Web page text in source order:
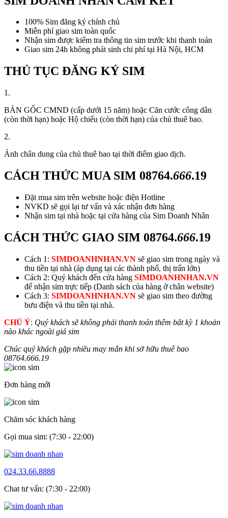
100% Sim đăng ký chính chủ
Miễn phí giao sim toàn quốc
Nhận sim được kiểm tra thông tin sim trước khi thanh toán
Giao sim 24h không phát sinh chi phí tại Hà Nội, HCM
THỦ TỤC ĐĂNG KÝ SIM
1.
BẢN GỐC CMND (cấp dưới 15 năm) hoặc Căn cước công dân
(còn thời hạn) hoặc Hộ chiếu (còn thời hạn) của chủ thuê bao.
2.
Ảnh chân dung của chủ thuê bao tại thời điểm giao dịch.
CÁCH THỨC MUA SIM 08764.666.19
Đặt mua sim trên website hoặc điện Hotline
NVKD sẽ gọi lại tư vấn và xác nhận đơn hàng
Nhận sim tại nhà hoặc tại cửa hàng của Sim Doanh Nhân
CÁCH THỨC GIAO SIM 08764.666.19
Cách 1: SIMDOANHNHAN.VN sẽ giao sim trong ngày và
thu tiền tại nhà (áp dụng tại các thành phố, thị trấn lớn)
Cách 2: Quý khách đến cửa hàng SIMDOANHNHAN.VN
để nhận sim trực tiếp (Danh sách của hàng ở chân website)
Cách 3: SIMDOANHNHAN.VN sẽ giao sim theo đường
bưu điện và thu tiền tại nhà.
CHÚ Ý: Quý khách sẽ không phải thanh toán thêm bất kỳ 1 khoản
nào khác ngoài giá sim
Chúc quý khách gặp nhiều may mắn khi sở hữu thuê bao
08764.666.19
Đơn hàng mới
Chăm sóc khách hàng
Gọi mua sim: (7:30 - 22:00)
024.33.66.8888
Chat tư vấn: (7:30 - 22:00)